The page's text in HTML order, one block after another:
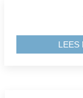
LEES